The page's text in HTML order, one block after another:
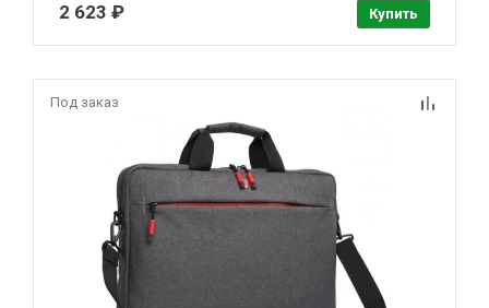
2 623 ₽ Купить
Под заказ